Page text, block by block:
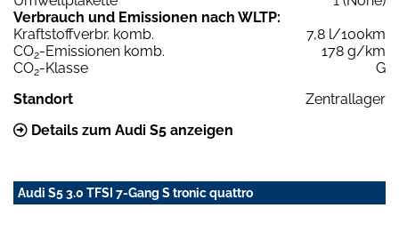
Verbrauch und Emissionen nach WLTP:
Kraftstoffverbr. komb.
7,8 l/100km
CO2-Emissionen komb.
178 g/km
CO2-Klasse
G
Standort
Zentrallager
Details zum Audi S5 anzeigen
Audi S5 3.0 TFSI 7-Gang S tronic quattro